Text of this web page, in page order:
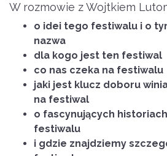
W rozmowie z Wojtkiem
o idei tego festiwalu i o
nazwa
dla kogo jest ten festiwal
co nas czeka na festiwalu
jaki jest klucz doboru
na festiwal
o fascynujących
festiwalu
i gdzie znajdziemy